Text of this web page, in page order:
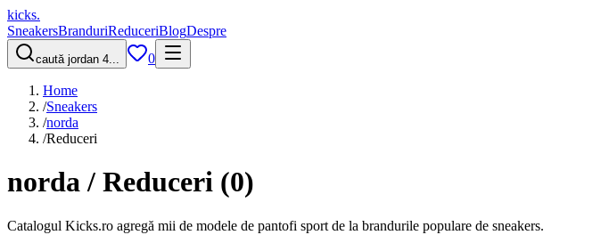
kicks.
SneakersBranduriReduceriBlogDespre
caută jordan 4... 0
Home
/Sneakers
/norda
/Reduceri
norda / Reduceri (0)
Catalogul Kicks.ro agregă mii de modele de pantofi sport de la brandurile populare de sneakers.